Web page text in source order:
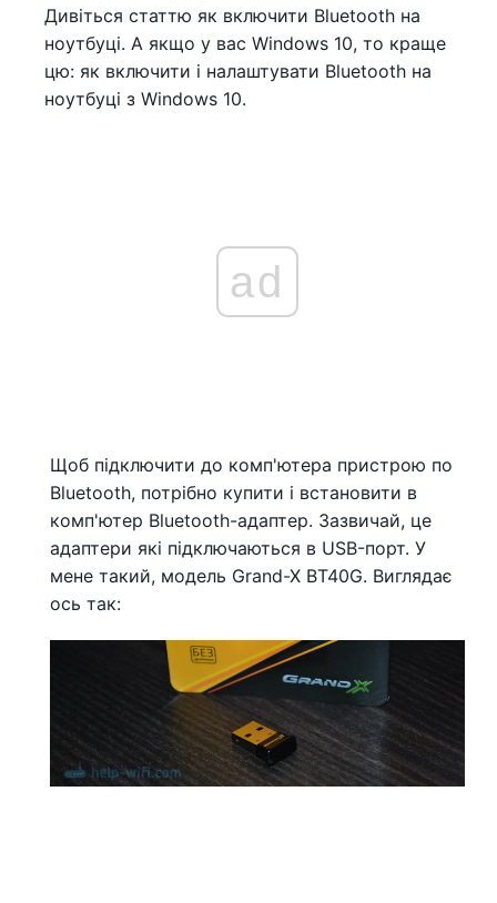
Дивіться статтю як включити Bluetooth на
ноутбуці. А якщо у вас Windows 10, то краще
цю: як включити і налаштувати Bluetooth на
ноутбуці з Windows 10.
ad
Щоб підключити до комп'ютера пристрою по
Bluetooth, потрібно купити і встановити в
комп'ютер Bluetooth-адаптер. Зазвичай, це
адаптери які підключаються в USB-порт. У
мене такий, модель Grand-X BT40G. Виглядає
ось так: